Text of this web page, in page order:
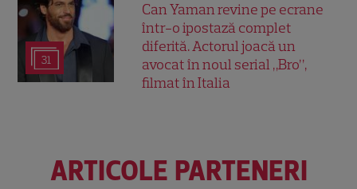
31
Can Yaman revine pe ecrane
într-o ipostază complet
diferită. Actorul joacă un
avocat în noul serial „Bro”,
filmat în Italia
ARTICOLE PARTENERI